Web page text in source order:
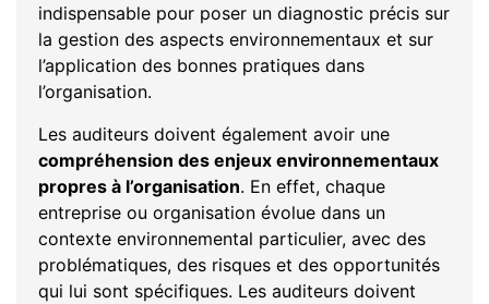
indispensable pour poser un diagnostic précis sur
la gestion des aspects environnementaux et sur
l’application des bonnes pratiques dans
l’organisation.
Les auditeurs doivent également avoir une
compréhension des enjeux environnementaux
propres à l’organisation. En effet, chaque
entreprise ou organisation évolue dans un
contexte environnemental particulier, avec des
problématiques, des risques et des opportunités
qui lui sont spécifiques. Les auditeurs doivent